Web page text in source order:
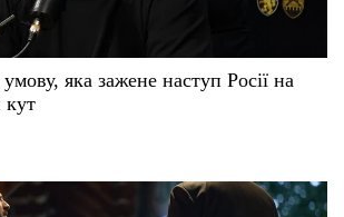
яка зажене наступ Росії на
кут